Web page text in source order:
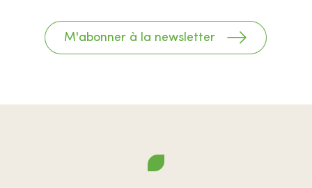
M'abonner à la newsletter